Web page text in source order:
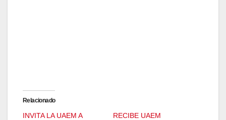
Relacionado
INVITA LA UAEM A RECIBE UAEM